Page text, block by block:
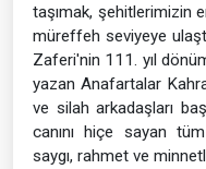
taşımak, şehitlerimizin
müreffeh seviyeye
Zaferi'nin 111. yıl
yazan Anafartalar
ve silah arkadaşları
canını hiçe sayan
saygı, rahmet ve